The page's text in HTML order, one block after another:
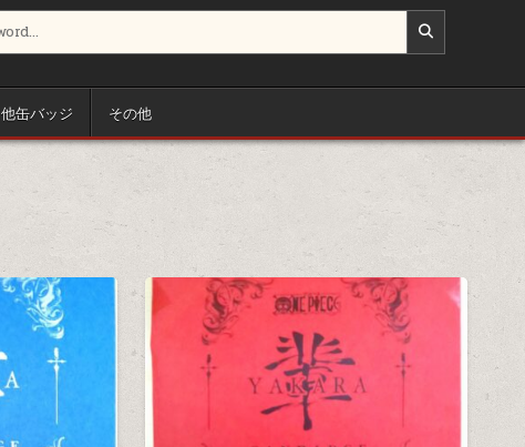
他缶バッジ その他